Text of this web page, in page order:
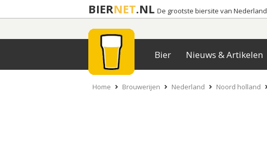
BIERNET.NL De grootste biersite van Nederland
Bier Nieuws & Artikelen
Home Brouwerijen Nederland Noord holland